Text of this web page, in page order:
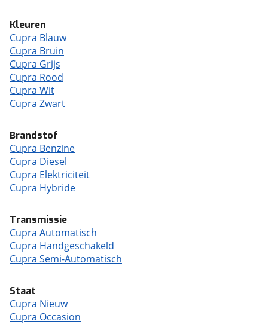
Kleuren
Cupra Blauw
Cupra Bruin
Cupra Grijs
Cupra Rood
Cupra Wit
Cupra Zwart
Brandstof
Cupra Benzine
Cupra Diesel
Cupra Elektriciteit
Cupra Hybride
Transmissie
Cupra Automatisch
Cupra Handgeschakeld
Cupra Semi-Automatisch
Staat
Cupra Nieuw
Cupra Occasion